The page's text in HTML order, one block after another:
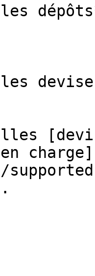
en